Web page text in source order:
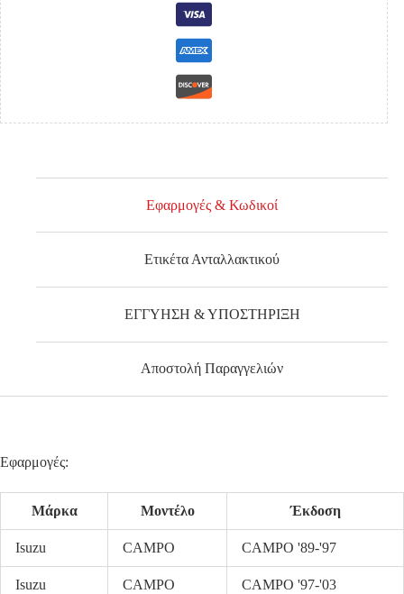
Εφαρμογές & Κωδικοί
Ετικέτα Ανταλλακτικού
ΕΓΓΥΗΣΗ & ΥΠΟΣΤΗΡΙΞΗ
Αποστολή Παραγγελιών
Εφαρμογές:
Μάρκα Μοντέλο Έκδοση
Isuzu CAMPO CAMPO '89-'97
Isuzu CAMPO
CAMPO '97-'03